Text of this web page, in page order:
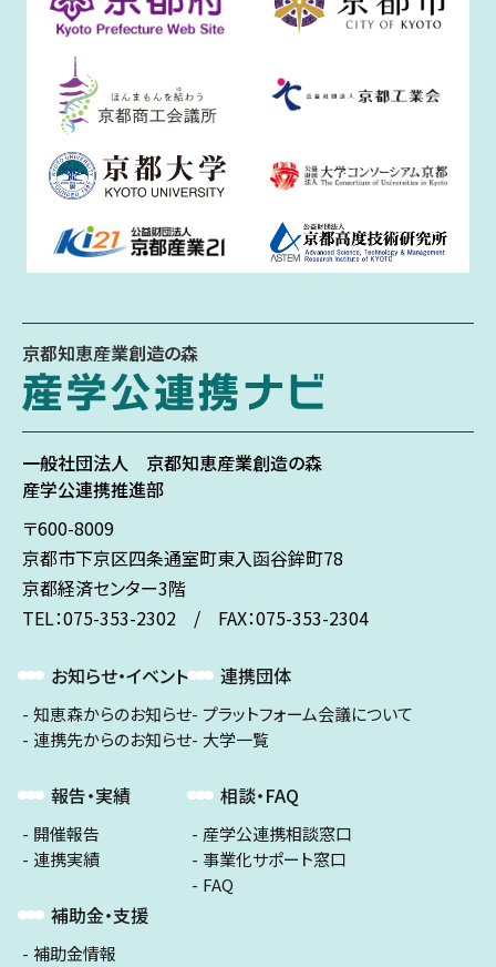
京都知恵産業創造の森
一般社団法人 京都知恵産業創造の森
産学公連携推進部
〒600-8009
京都市下京区四条通室町東入函谷鉾町78
京都経済センター3階
TEL：075-353-2302 / FAX：075-353-2304
お知らせ・イベント
知恵森からのお知らせ
連携先からのお知らせ
報告・実績
開催報告
連携実績
補助金・支援
補助金情報
連携団体
プラットフォーム会議について
大学一覧
相談・FAQ
産学公連携相談窓口
事業化サポート窓口
FAQ